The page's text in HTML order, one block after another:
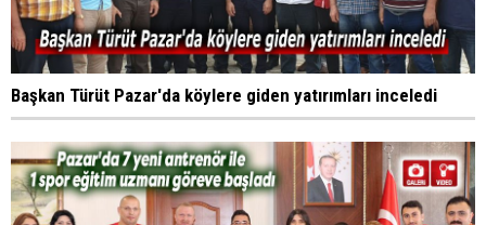
Başkan Türüt Pazar'da köylere giden yatırımları inceledi